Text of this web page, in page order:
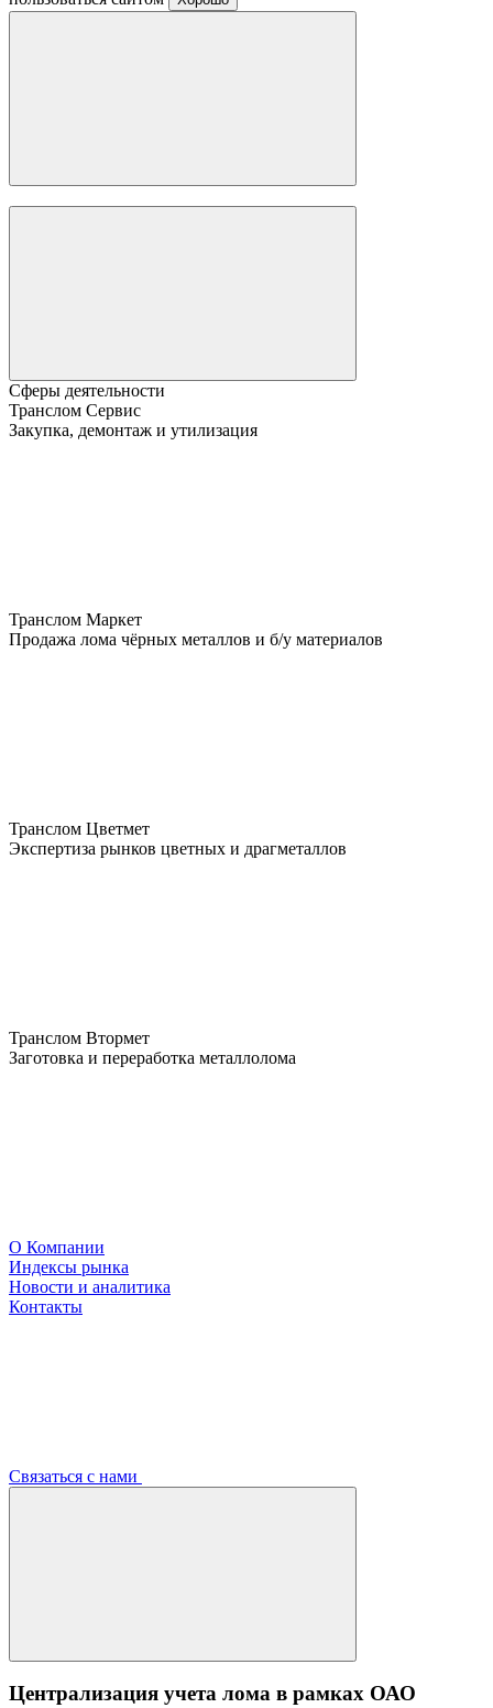
Сферы деятельности
Транслом Сервис
Закупка, демонтаж и утилизация
Транслом Маркет
Продажа лома чёрных металлов и б/у материалов
Транслом Цветмет
Экспертиза рынков цветных и драгметаллов
Транслом Втормет
Заготовка и переработка металлолома
О Компании
Индексы рынка
Новости и аналитика
Контакты
Связаться с нами
Централизация учета лома в рамках ОАО